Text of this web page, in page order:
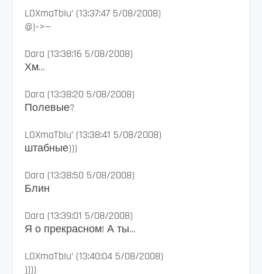
LOXmaTbIu’ (13:37:47 5/08/2008)
@}->—
Dara (13:38:16 5/08/2008)
Хм…
Dara (13:38:20 5/08/2008)
Полевые?
LOXmaTbIu’ (13:38:41 5/08/2008)
штабные)))
Dara (13:38:50 5/08/2008)
Блин
Dara (13:39:01 5/08/2008)
Я о прекрасном! А ты…
LOXmaTbIu’ (13:40:04 5/08/2008)
))))